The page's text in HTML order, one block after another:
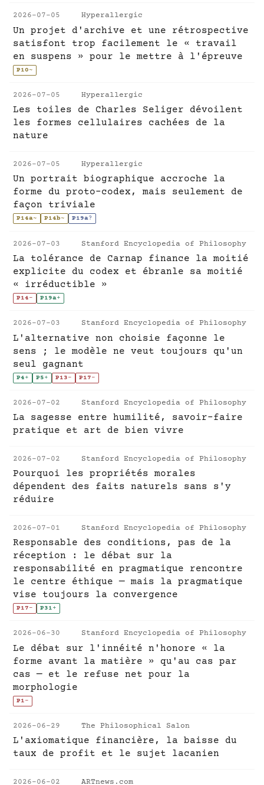
2026-07-05 Hyperallergic
Un projet d'archive et une rétrospective
satisfont trop facilement le « travail
en suspens » pour le mettre à l'épreuve
P10~
2026-07-05 Hyperallergic
Les toiles de Charles Seliger dévoilent
les formes cellulaires cachées de la
nature
2026-07-05 Hyperallergic
Un portrait biographique accroche la
forme du proto-codex, mais seulement de
façon triviale
P14a~ P14b~ P19a?
2026-07-03 Stanford Encyclopedia of Philosophy
La tolérance de Carnap finance la moitié
explicite du codex et ébranle sa moitié
« irréductible »
P14- P19a+
2026-07-03 Stanford Encyclopedia of Philosophy
L'alternative non choisie façonne le
sens ; le modèle ne veut toujours qu'un
seul gagnant
P4+ P5+ P13- P17-
2026-07-02 Stanford Encyclopedia of Philosophy
La sagesse entre humilité, savoir-faire
pratique et art de bien vivre
2026-07-02 Stanford Encyclopedia of Philosophy
Pourquoi les propriétés morales
dépendent des faits naturels sans s'y
réduire
2026-07-01 Stanford Encyclopedia of Philosophy
Responsable des conditions, pas de la
réception : le débat sur la
responsabilité en pragmatique rencontre
le centre éthique — mais la pragmatique
vise toujours la convergence
P17- P31+
2026-06-30 Stanford Encyclopedia of Philosophy
Le débat sur l'innéité n'honore « la
forme avant la matière » qu'au cas par
cas — et le refuse net pour la
morphologie
P1-
2026-06-29 The Philosophical Salon
L'axiomatique financière, la baisse du
taux de profit et le sujet lacanien
2026-06-02 ARTnews.com